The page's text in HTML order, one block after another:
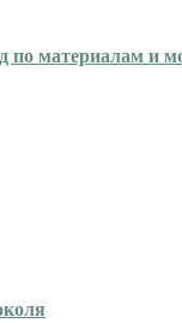
по материалам и